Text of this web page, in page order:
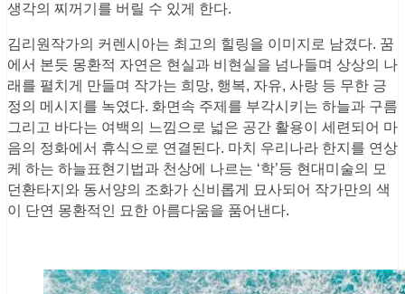
생각의 찌꺼기를 버릴 수 있게 한다.
김리원작가의 커렌시아는 최고의 힐링을 이미지로 남겼다. 꿈
에서 본듯 몽환적 자연은 현실과 비현실을 넘나들며 상상의 나
래를 펼치게 만들며 작가는 희망, 행복, 자유, 사랑 등 무한 긍
정의 메시지를 녹였다. 화면속 주제를 부각시키는 하늘과 구름
그리고 바다는 여백의 느낌으로 넓은 공간 활용이 세련되어 마
음의 정화에서 휴식으로 연결된다. 마치 우리나라 한지를 연상
케 하는 하늘표현기법과 천상에 나르는 ‘학’등 현대미술의 모
던환타지와 동서양의 조화가 신비롭게 묘사되어 작가만의 색
이 단연 몽환적인 묘한 아름다움을 품어낸다.